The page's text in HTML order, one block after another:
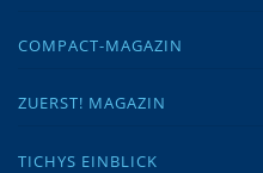
COMPACT-MAGAZIN
ZUERST! MAGAZIN
TICHYS EINBLICK